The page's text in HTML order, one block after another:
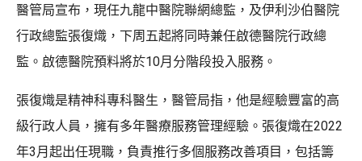
醫管局宣布，現任九龍中醫院聯網總監，及伊利沙伯醫院
行政總監張復熾，下周五起將同時兼任啟德醫院行政總
監。啟德醫院預料將於10月分階段投入服務。
張復熾是精神科專科醫生，醫管局指，他是經驗豐富的高
級行政人員，擁有多年醫療服務管理經驗。張復熾在2022
年3月起出任現職，負責推行多個服務改善項目，包括籌